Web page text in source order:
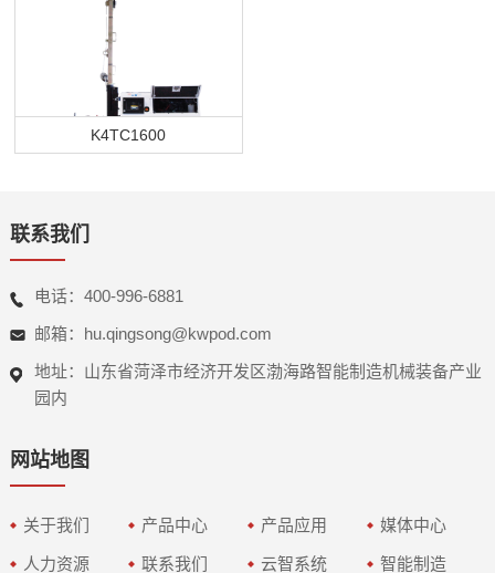
K4TC1600
联系我们
电话：400-996-6881
邮箱：hu.qingsong@kwpod.com
地址：山东省菏泽市经济开发区渤海路智能制造机械装备产业
园内
网站地图
关于我们 产品中心 产品应用 媒体中心
人力资源 联系我们 云智系统 智能制造